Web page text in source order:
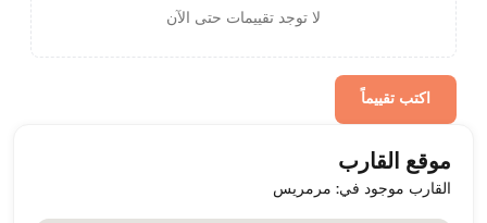
لا توجد تقييمات حتى الآن
اكتب تقييماً
موقع القارب
القارب موجود في: مرمريس